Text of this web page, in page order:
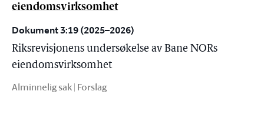
eiendomsvirksomhet
Dokument 3:19 (2025–2026)
Riksrevisjonens undersøkelse av Bane NORs
eiendomsvirksomhet
Alminnelig sak | Forslag